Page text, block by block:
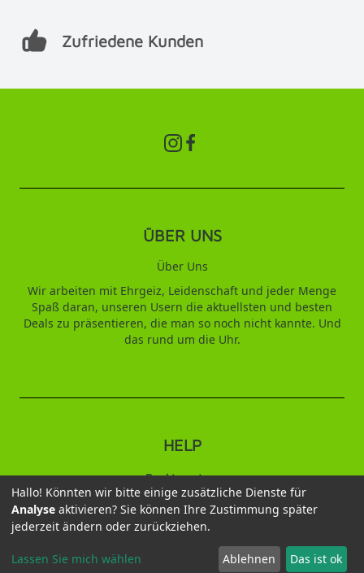
Zufriedene Kunden
HELP
Punktesystem
ÜBER UNS
Über Uns
Wir arbeiten mit Ehrgeiz, Leidenschaft und jeder Menge
Spaß daran, unseren Usern die aktuellsten und besten
Deals zu präsentieren, die man so noch nicht kannte. Und
das rund um die Uhr.
2026 © Duftbaum
Versandbedingungen
Hallo! Könnten wir bitte einige zusätzliche Dienste für
Analyse aktivieren? Sie können Ihre Zustimmung später
jederzeit ändern oder zurückziehen.
Lassen Sie mich wählen Ablehnen Das ist ok